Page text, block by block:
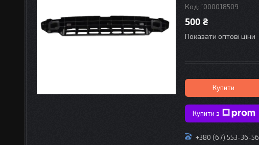
Код: `000018509
500 ₴
Показати оптові ціни
Купити
Купити з
+380 (67) 553-36-56